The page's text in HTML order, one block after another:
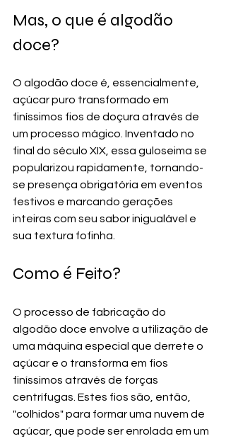
Mas, o que é algodão
doce?
O algodão doce é, essencialmente,
açúcar puro transformado em
finíssimos fios de doçura através de
um processo mágico. Inventado no
final do século XIX, essa guloseima se
popularizou rapidamente, tornando-
se presença obrigatória em eventos
festivos e marcando gerações
inteiras com seu sabor inigualável e
sua textura fofinha.
Como é Feito?
O processo de fabricação do
algodão doce envolve a utilização de
uma máquina especial que derrete o
açúcar e o transforma em fios
finíssimos através de forças
centrífugas. Estes fios são, então,
"colhidos" para formar uma nuvem de
açúcar, que pode ser enrolada em um